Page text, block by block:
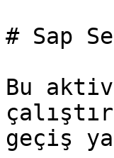
# Sap
Bu
geçiş